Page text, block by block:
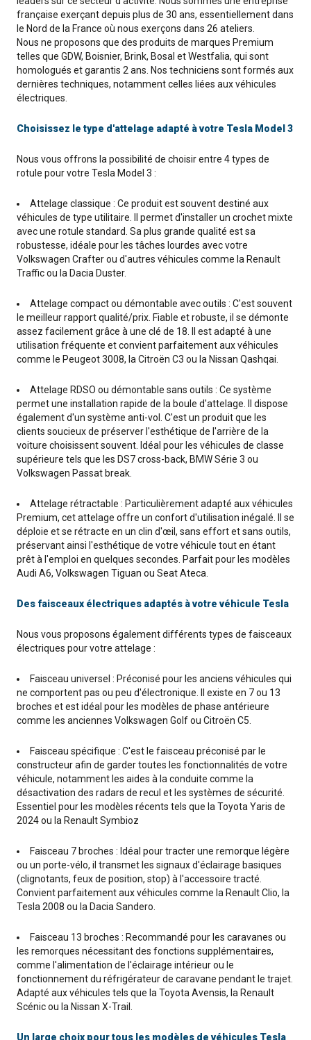
française exerçant depuis plus de 30 ans, essentiellement dans
le Nord de la France où nous exerçons dans 26 ateliers.
Nous ne proposons que des produits de marques Premium
telles que GDW, Boisnier, Brink, Bosal et Westfalia, qui sont
homologués et garantis 2 ans. Nos techniciens sont formés aux
dernières techniques, notamment celles liées aux véhicules
électriques.
Choisissez le type d'attelage adapté à votre Tesla Model 3
Nous vous offrons la possibilité de choisir entre 4 types de
rotule pour votre Tesla Model 3 :
Attelage classique : Ce produit est souvent destiné aux
véhicules de type utilitaire. Il permet d'installer un crochet mixte
avec une rotule standard. Sa plus grande qualité est sa
robustesse, idéale pour les tâches lourdes avec votre
Volkswagen Crafter ou d'autres véhicules comme la Renault
Traffic ou la Dacia Duster.
Attelage compact ou démontable avec outils : C'est souvent
le meilleur rapport qualité/prix. Fiable et robuste, il se démonte
assez facilement grâce à une clé de 18. Il est adapté à une
utilisation fréquente et convient parfaitement aux véhicules
comme le Peugeot 3008, la Citroën C3 ou la Nissan Qashqai.
Attelage RDSO ou démontable sans outils : Ce système
permet une installation rapide de la boule d'attelage. Il dispose
également d'un système anti-vol. C'est un produit que les
clients soucieux de préserver l'esthétique de l'arrière de la
voiture choisissent souvent. Idéal pour les véhicules de classe
supérieure tels que les DS7 cross-back, BMW Série 3 ou
Volkswagen Passat break.
Attelage rétractable : Particulièrement adapté aux véhicules
Premium, cet attelage offre un confort d'utilisation inégalé. Il se
déploie et se rétracte en un clin d'œil, sans effort et sans outils,
préservant ainsi l'esthétique de votre véhicule tout en étant
prêt à l'emploi en quelques secondes. Parfait pour les modèles
Audi A6, Volkswagen Tiguan ou Seat Ateca.
Des faisceaux électriques adaptés à votre véhicule Tesla
Nous vous proposons également différents types de faisceaux
électriques pour votre attelage :
Faisceau universel : Préconisé pour les anciens véhicules qui
ne comportent pas ou peu d'électronique. Il existe en 7 ou 13
broches et est idéal pour les modèles de phase antérieure
comme les anciennes Volkswagen Golf ou Citroën C5.
Faisceau spécifique : C'est le faisceau préconisé par le
constructeur afin de garder toutes les fonctionnalités de votre
véhicule, notamment les aides à la conduite comme la
désactivation des radars de recul et les systèmes de sécurité.
Essentiel pour les modèles récents tels que la Toyota Yaris de
2024 ou la Renault Symbioz
Faisceau 7 broches : Idéal pour tracter une remorque légère
ou un porte-vélo, il transmet les signaux d'éclairage basiques
(clignotants, feux de position, stop) à l'accessoire tracté.
Convient parfaitement aux véhicules comme la Renault Clio, la
Tesla 2008 ou la Dacia Sandero.
Faisceau 13 broches : Recommandé pour les caravanes ou
les remorques nécessitant des fonctions supplémentaires,
comme l'alimentation de l'éclairage intérieur ou le
fonctionnement du réfrigérateur de caravane pendant le trajet.
Adapté aux véhicules tels que la Toyota Avensis, la Renault
Scénic ou la Nissan X-Trail.
Un large choix pour tous les modèles de véhicules Tesla